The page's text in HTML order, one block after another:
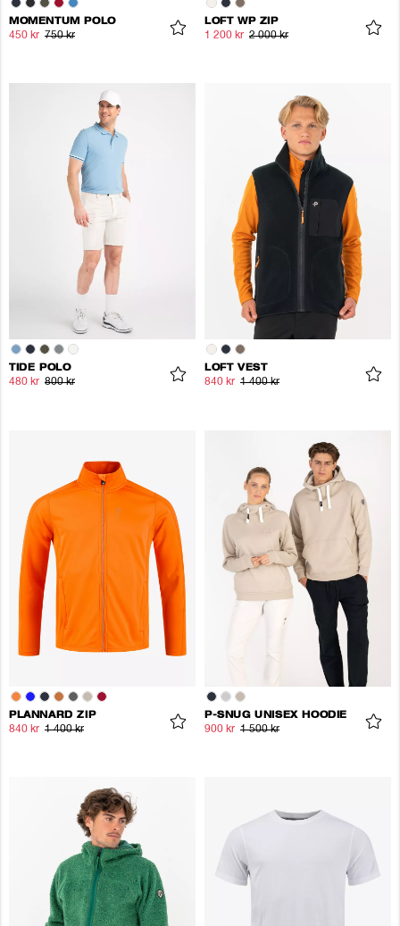
MOMENTUM POLO
450 kr 750 kr
LOFT WP ZIP
1 200 kr 2 000 kr
TIDE POLO
480 kr 800 kr
LOFT VEST
840 kr 1 400 kr
PLANNARD ZIP
840 kr 1 400 kr
P-SNUG UNISEX HOODIE
900 kr 1 500 kr